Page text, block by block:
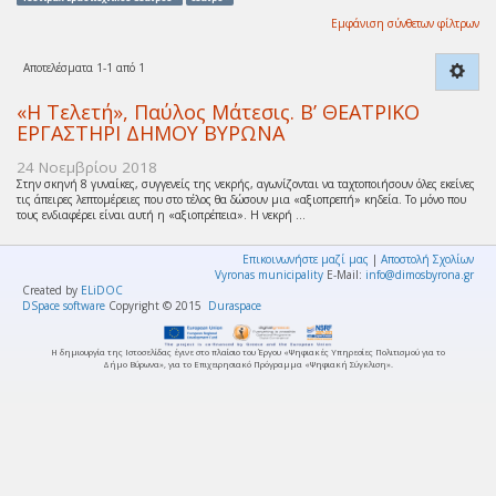
Εμφάνιση σύνθετων φίλτρων
Αποτελέσματα 1-1 από 1
«Η Τελετή», Παύλος Μάτεσις. Β’ ΘΕΑΤΡΙΚΟ
ΕΡΓΑΣΤΗΡΙ ΔΗΜΟΥ ΒΥΡΩΝΑ
24 Νοεμβρίου 2018
Στην σκηνή 8 γυναίκες, συγγενείς της νεκρής, αγωνίζονται να ταχτοποιήσουν όλες εκείνες
τις άπειρες λεπτομέρειες που στο τέλος θα δώσουν μια «αξιοπρεπή» κηδεία. Το μόνο που
τους ενδιαφέρει είναι αυτή η «αξιοπρέπεια». Η νεκρή ...
Επικοινωνήστε μαζί μας | Αποστολή Σχολίων
Vyronas municipality E-Mail: info@dimosbyrona.gr
Created by ELiDOC
DSpace software Copyright © 2015 Duraspace
Η δημιουργία της Ιστοσελίδας έγινε στο πλαίσιο του Έργου «Ψηφιακές Υπηρεσίες Πολιτισμού για το
Δήμο Βύρωνα», για το Επιχειρησιακό Πρόγραμμα «Ψηφιακή Σύγκλιση».